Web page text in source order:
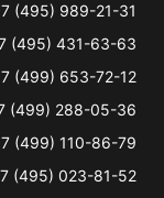
(495) 989-21-31
(495) 431-63-63
(499) 653-72-12
(499) 288-05-36
(499) 110-86-79
(495) 023-81-52